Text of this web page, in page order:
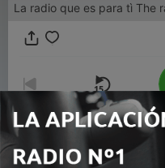
La radio que es para tì The
00:00